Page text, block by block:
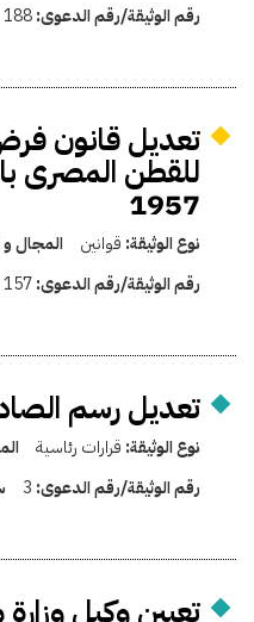
رقم الوثيقة/رقم الدعوى:188
تعديل قانون
1957
نوع الوثيقة: قوانين المجال
رقم الوثيقة/رقم الدعوى:157
تعديل رسم
نوع الوثيقة: قرارات رئاسية
رقم الوثيقة/رقم الدعوى: 3
تعيين وكيل